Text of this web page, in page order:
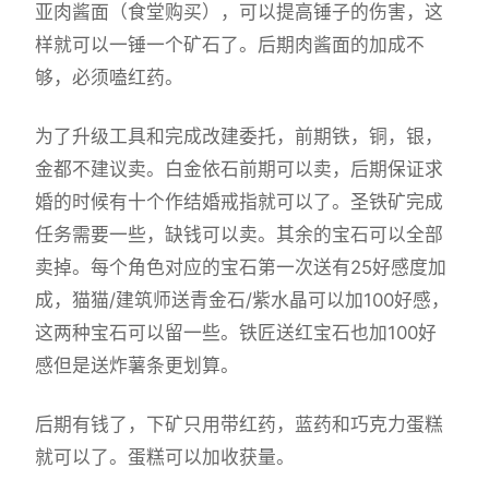
亚肉酱面（食堂购买），可以提高锤子的伤害，这
样就可以一锤一个矿石了。后期肉酱面的加成不
够，必须嗑红药。
为了升级工具和完成改建委托，前期铁，铜，银，
金都不建议卖。白金依石前期可以卖，后期保证求
婚的时候有十个作结婚戒指就可以了。圣铁矿完成
任务需要一些，缺钱可以卖。其余的宝石可以全部
卖掉。每个角色对应的宝石第一次送有25好感度加
成，猫猫/建筑师送青金石/紫水晶可以加100好感，
这两种宝石可以留一些。铁匠送红宝石也加100好
感但是送炸薯条更划算。
后期有钱了，下矿只用带红药，蓝药和巧克力蛋糕
就可以了。蛋糕可以加收获量。